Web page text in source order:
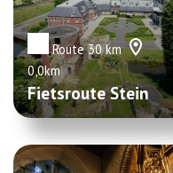
Route 30 km
0,0km
Fietsroute Stein